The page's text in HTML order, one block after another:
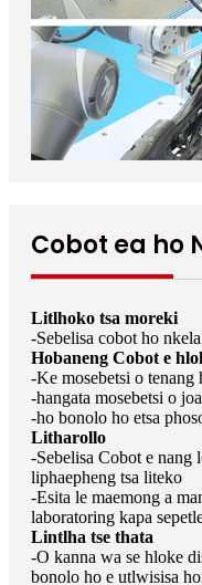
Cobot ea ho
Litlhoko tsa moreki
-Sebelisa cobot ho
Hobaneng Cobot e
-Ke mosebetsi o tenang
-hangata mosebetsi o
-ho bonolo ho etsa
Litharollo
-Sebelisa Cobot e nang
liphaepheng tsa liteko
-Esita le maemong a
laboratoring kapa
Lintlha tse thata
-O kanna wa se hloke
bonolo ho e utlwisisa